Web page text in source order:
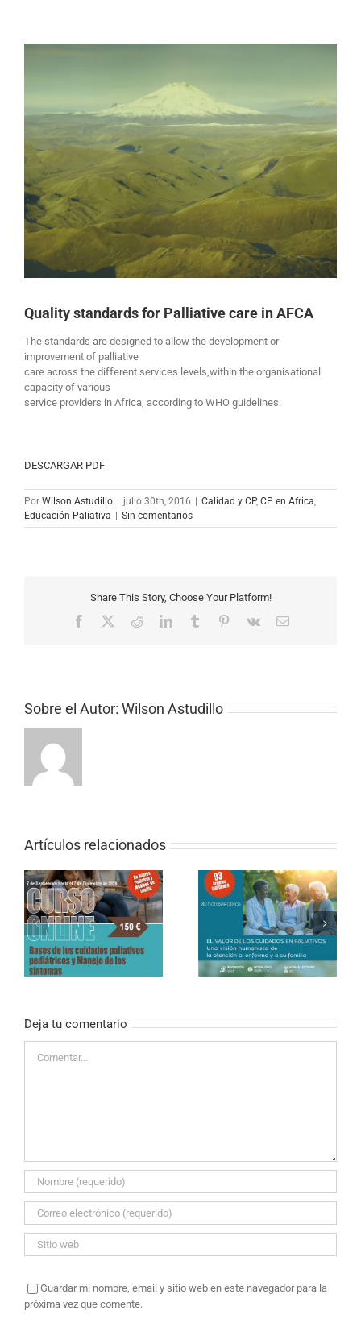
Quality standards for Palliative care in AFCA
The standards are designed to allow the development or
improvement of palliative
care across the different services levels,within the organisational
capacity of various
service providers in Africa, according to WHO guidelines.
DESCARGAR PDF
Por Wilson Astudillo julio 30th, 2016 Calidad y CP, CP en Africa,
Educación Paliativa
Sin comentarios
Share This Story, Choose Your Platform!
Facebook RedditLinkedInTumblr Pinterest
Vk
Correo
Sobre el Autor: Wilson Astudillo
Artículos relacionados
CURSO ONLINE DE
PALIATIVOS SIN
FRONTERAS «EL
VALOR DE LOS
CUIDADOS EN
PALIATIVOS»
CURSO ONLINE (SEMI-
PRESENCIAL) – El valor
de los cuidados en
paliativos
Deja tu comentario
Guardar mi nombre, email y sitio web en este navegador para la
próxima vez que comente.